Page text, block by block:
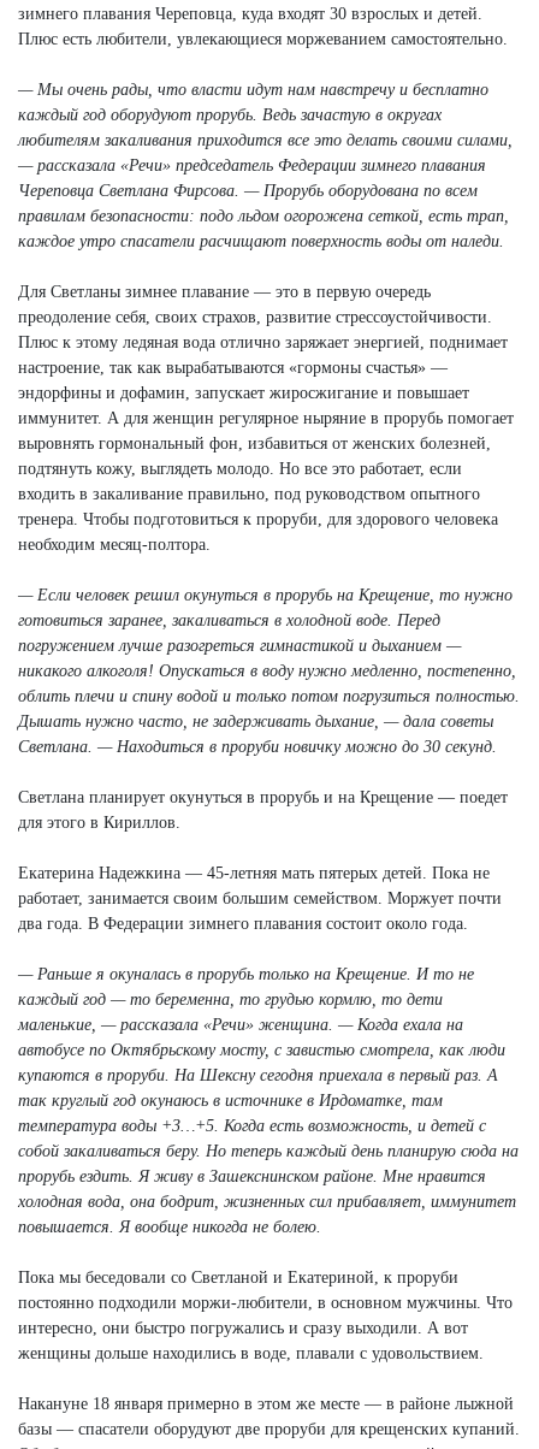
зимнего плавания Череповца, куда входят 30 взрослых и детей.
Плюс есть любители, увлекающиеся моржеванием самостоятельно.
— Мы очень рады, что власти идут нам навстречу и бесплатно
каждый год оборудуют прорубь. Ведь зачастую в округах
любителям закаливания приходится все это делать своими силами,
— рассказала «Речи» председатель Федерации зимнего плавания
Череповца Светлана Фирсова. — Прорубь оборудована по всем
правилам безопасности: подо льдом огорожена сеткой, есть трап,
каждое утро спасатели расчищают поверхность воды от наледи.
Для Светланы зимнее плавание — это в первую очередь
преодоление себя, своих страхов, развитие стрессоустойчивости.
Плюс к этому ледяная вода отлично заряжает энергией, поднимает
настроение, так как вырабатываются «гормоны счастья» —
эндорфины и дофамин, запускает жиросжигание и повышает
иммунитет. А для женщин регулярное ныряние в прорубь помогает
выровнять гормональный фон, избавиться от женских болезней,
подтянуть кожу, выглядеть молодо. Но все это работает, если
входить в закаливание правильно, под руководством опытного
тренера. Чтобы подготовиться к проруби, для здорового человека
необходим месяц-полтора.
— Если человек решил окунуться в прорубь на Крещение, то нужно
готовиться заранее, закаливаться в холодной воде. Перед
погружением лучше разогреться гимнастикой и дыханием —
никакого алкоголя! Опускаться в воду нужно медленно, постепенно,
облить плечи и спину водой и только потом погрузиться полностью.
Дышать нужно часто, не задерживать дыхание, — дала советы
Светлана. — Находиться в проруби новичку можно до 30 секунд.
Светлана планирует окунуться в прорубь и на Крещение — поедет
для этого в Кириллов.
Екатерина Надежкина — 45-летняя мать пятерых детей. Пока не
работает, занимается своим большим семейством. Моржует почти
два года. В Федерации зимнего плавания состоит около года.
— Раньше я окуналась в прорубь только на Крещение. И то не
каждый год — то беременна, то грудью кормлю, то дети
маленькие, — рассказала «Речи» женщина. — Когда ехала на
автобусе по Октябрьскому мосту, с завистью смотрела, как люди
купаются в проруби. На Шексну сегодня приехала в первый раз. А
так круглый год окунаюсь в источнике в Ирдоматке, там
температура воды +3…+5. Когда есть возможность, и детей с
собой закаливаться беру. Но теперь каждый день планирую сюда на
прорубь ездить. Я живу в Зашекснинском районе. Мне нравится
холодная вода, она бодрит, жизненных сил прибавляет, иммунитет
повышается. Я вообще никогда не болею.
Пока мы беседовали со Светланой и Екатериной, к проруби
постоянно подходили моржи-любители, в основном мужчины. Что
интересно, они быстро погружались и сразу выходили. А вот
женщины дольше находились в воде, плавали с удовольствием.
Накануне 18 января примерно в этом же месте — в районе лыжной
базы — спасатели оборудуют две проруби для крещенских купаний.